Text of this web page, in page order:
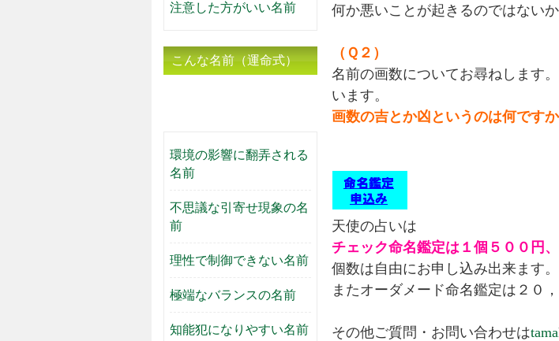
何か悪いことが起きるのではない
（Ｑ２）
名前の画数についてお尋ねします
います。
画数の吉とか凶というのは何ですか
天使の占いは
チェック命名鑑定は１個５００円
個数は自由にお申し込み出来ます。
またオーダメード命名鑑定は２０
その他ご質問・お問い合わせは
注意した方がいい名前
こんな名前（運命式）
環境の影響に翻弄される
名前
不思議な引寄せ現象の名
前
理性で制御できない名前
極端なバランスの名前
知能犯になりやすい名前